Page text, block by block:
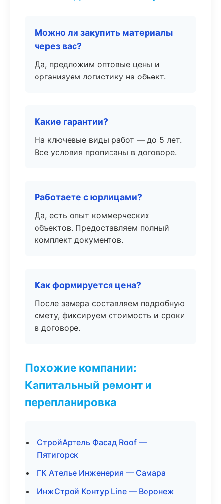
Можно ли закупить материалы
через вас?
Да, предложим оптовые цены и
организуем логистику на объект.
Какие гарантии?
На ключевые виды работ — до 5 лет.
Все условия прописаны в договоре.
Работаете с юрлицами?
Да, есть опыт коммерческих
объектов. Предоставляем полный
комплект документов.
Как формируется цена?
После замера составляем подробную
смету, фиксируем стоимость и сроки
в договоре.
Похожие компании:
Капитальный ремонт и
перепланировка
СтройАртель Фасад Roof —
Пятигорск
ГК Ателье Инженерия — Самара
ИнжСтрой Контур Line — Воронеж